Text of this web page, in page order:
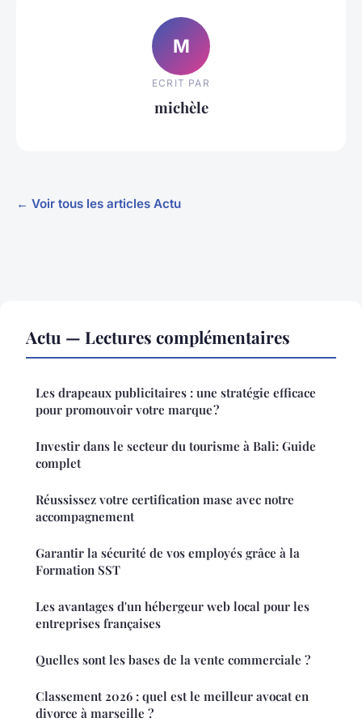
M
ECRIT PAR
michèle
← Voir tous les articles Actu
Actu — Lectures complémentaires
Les drapeaux publicitaires : une stratégie efficace
pour promouvoir votre marque ?
Investir dans le secteur du tourisme à Bali: Guide
complet
Réussissez votre certification mase avec notre
accompagnement
Garantir la sécurité de vos employés grâce à la
Formation SST
Les avantages d'un hébergeur web local pour les
entreprises françaises
Quelles sont les bases de la vente commerciale ?
Classement 2026 : quel est le meilleur avocat en
divorce à marseille ?